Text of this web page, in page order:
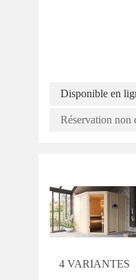
Disponible en
Réservation non
4 VARIANTES